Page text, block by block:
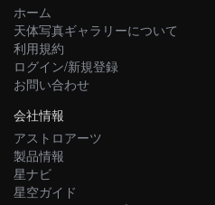
ホーム
天体写真ギャラリーについて
利用規約
ログイン/新規登録
お問い合わせ
会社情報
アストロアーツ
製品情報
星ナビ
星空ガイド